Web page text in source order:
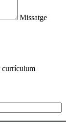
Missatge
currículum